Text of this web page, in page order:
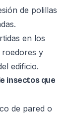
de polillas
en los
roedores y
edificio.
insectos que
de pared o